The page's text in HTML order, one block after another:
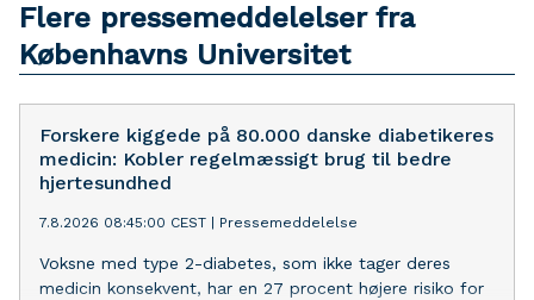
Flere pressemeddelelser fra
Københavns Universitet
Forskere kiggede på 80.000 danske diabetikeres
medicin: Kobler regelmæssigt brug til bedre
hjertesundhed
7.8.2026 08:45:00 CEST Pressemeddelelse
Voksne med type 2-diabetes, som ikke tager deres
medicin konsekvent, har en 27 procent højere risiko for